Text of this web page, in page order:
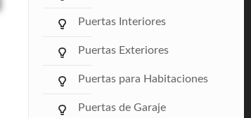
Puertas Interiores
Puertas Exteriores
Puertas para Habitaciones
Puertas de Garaje